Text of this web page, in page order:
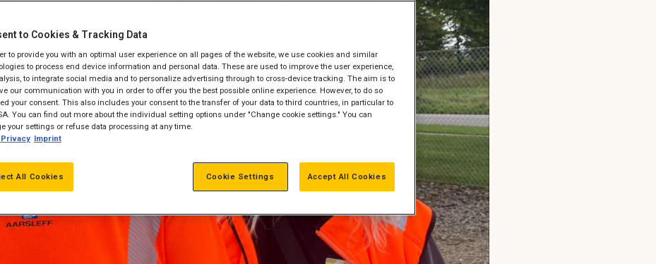
to Cookies & Tracking Data
to provide you with an optimal user experience on all pages of the website, we use cookies and similar
to process end device information and personal data. These are used to improve the user experience,
to integrate social media and to personalize advertising through to cross-device tracking. The aim is to
our communication with you in order to offer you the best possible online experience. However, to do so
your consent. This also includes your consent to the transfer of your data to third countries, in particular to
You can find out more about the individual setting options under "Change cookie settings." You can
your settings or refuse data processing at any time.
Privacy Imprint
All Cookies Accept All Cookies
Cookie Settings